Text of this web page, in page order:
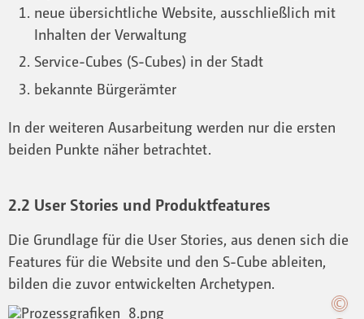
neue übersichtliche Website, ausschließlich mit
Inhalten der Verwaltung
Service-Cubes (S-Cubes) in der Stadt
bekannte Bürgerämter
In der weiteren Ausarbeitung werden nur die ersten
beiden Punkte näher betrachtet.
2.2 User Stories und Produktfeatures
Die Grundlage für die User Stories, aus denen sich die
Features für die Website und den S-Cube ableiten,
bilden die zuvor entwickelten Archetypen.